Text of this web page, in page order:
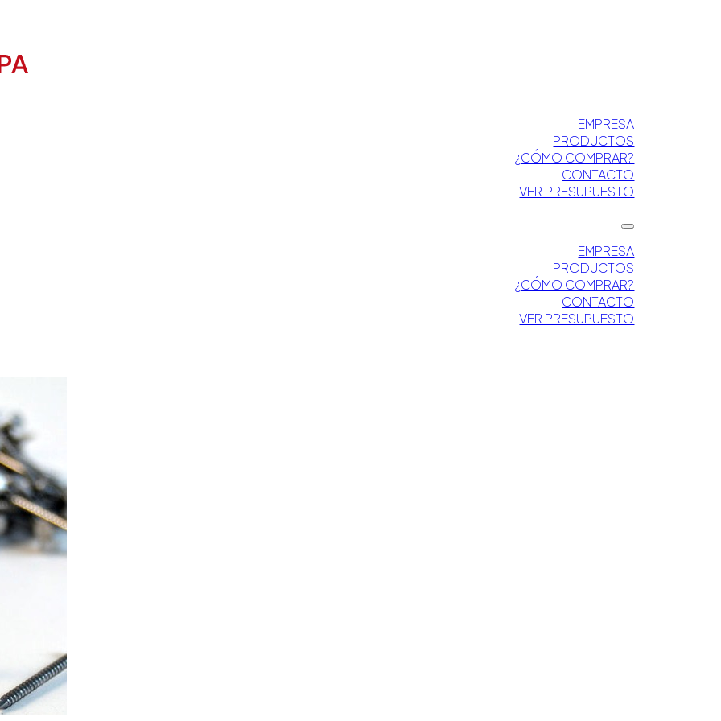
EMPRESA
PRODUCTOS
¿CÓMO COMPRAR?
CONTACTO
VER PRESUPUESTO
EMPRESA
PRODUCTOS
¿CÓMO COMPRAR?
CONTACTO
VER PRESUPUESTO